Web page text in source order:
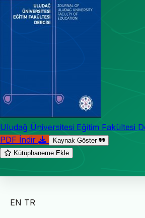
Uludağ Üniversitesi Eğitim Fakültesi
PDF İndir
Kaynak Göster
Kütüphaneme Ekle
EN TR